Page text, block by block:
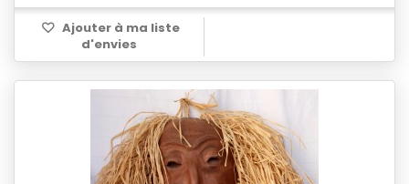
Ajouter à ma liste
d'envies